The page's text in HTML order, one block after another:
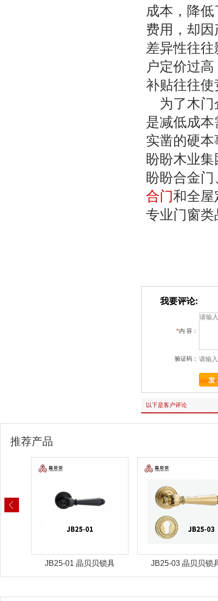
成本，降
费用，却
差异性往
户定价过
补贴往往
为了木
是减低成
实凿的硬
盼盼木业
盼盼合金门
合门和全屋
专业门窗
我要评论:
*内 容：
验证码：
以下是客户评论
推荐产品
JB25-01 晶贝贝锁具 JB25-03 晶贝贝锁